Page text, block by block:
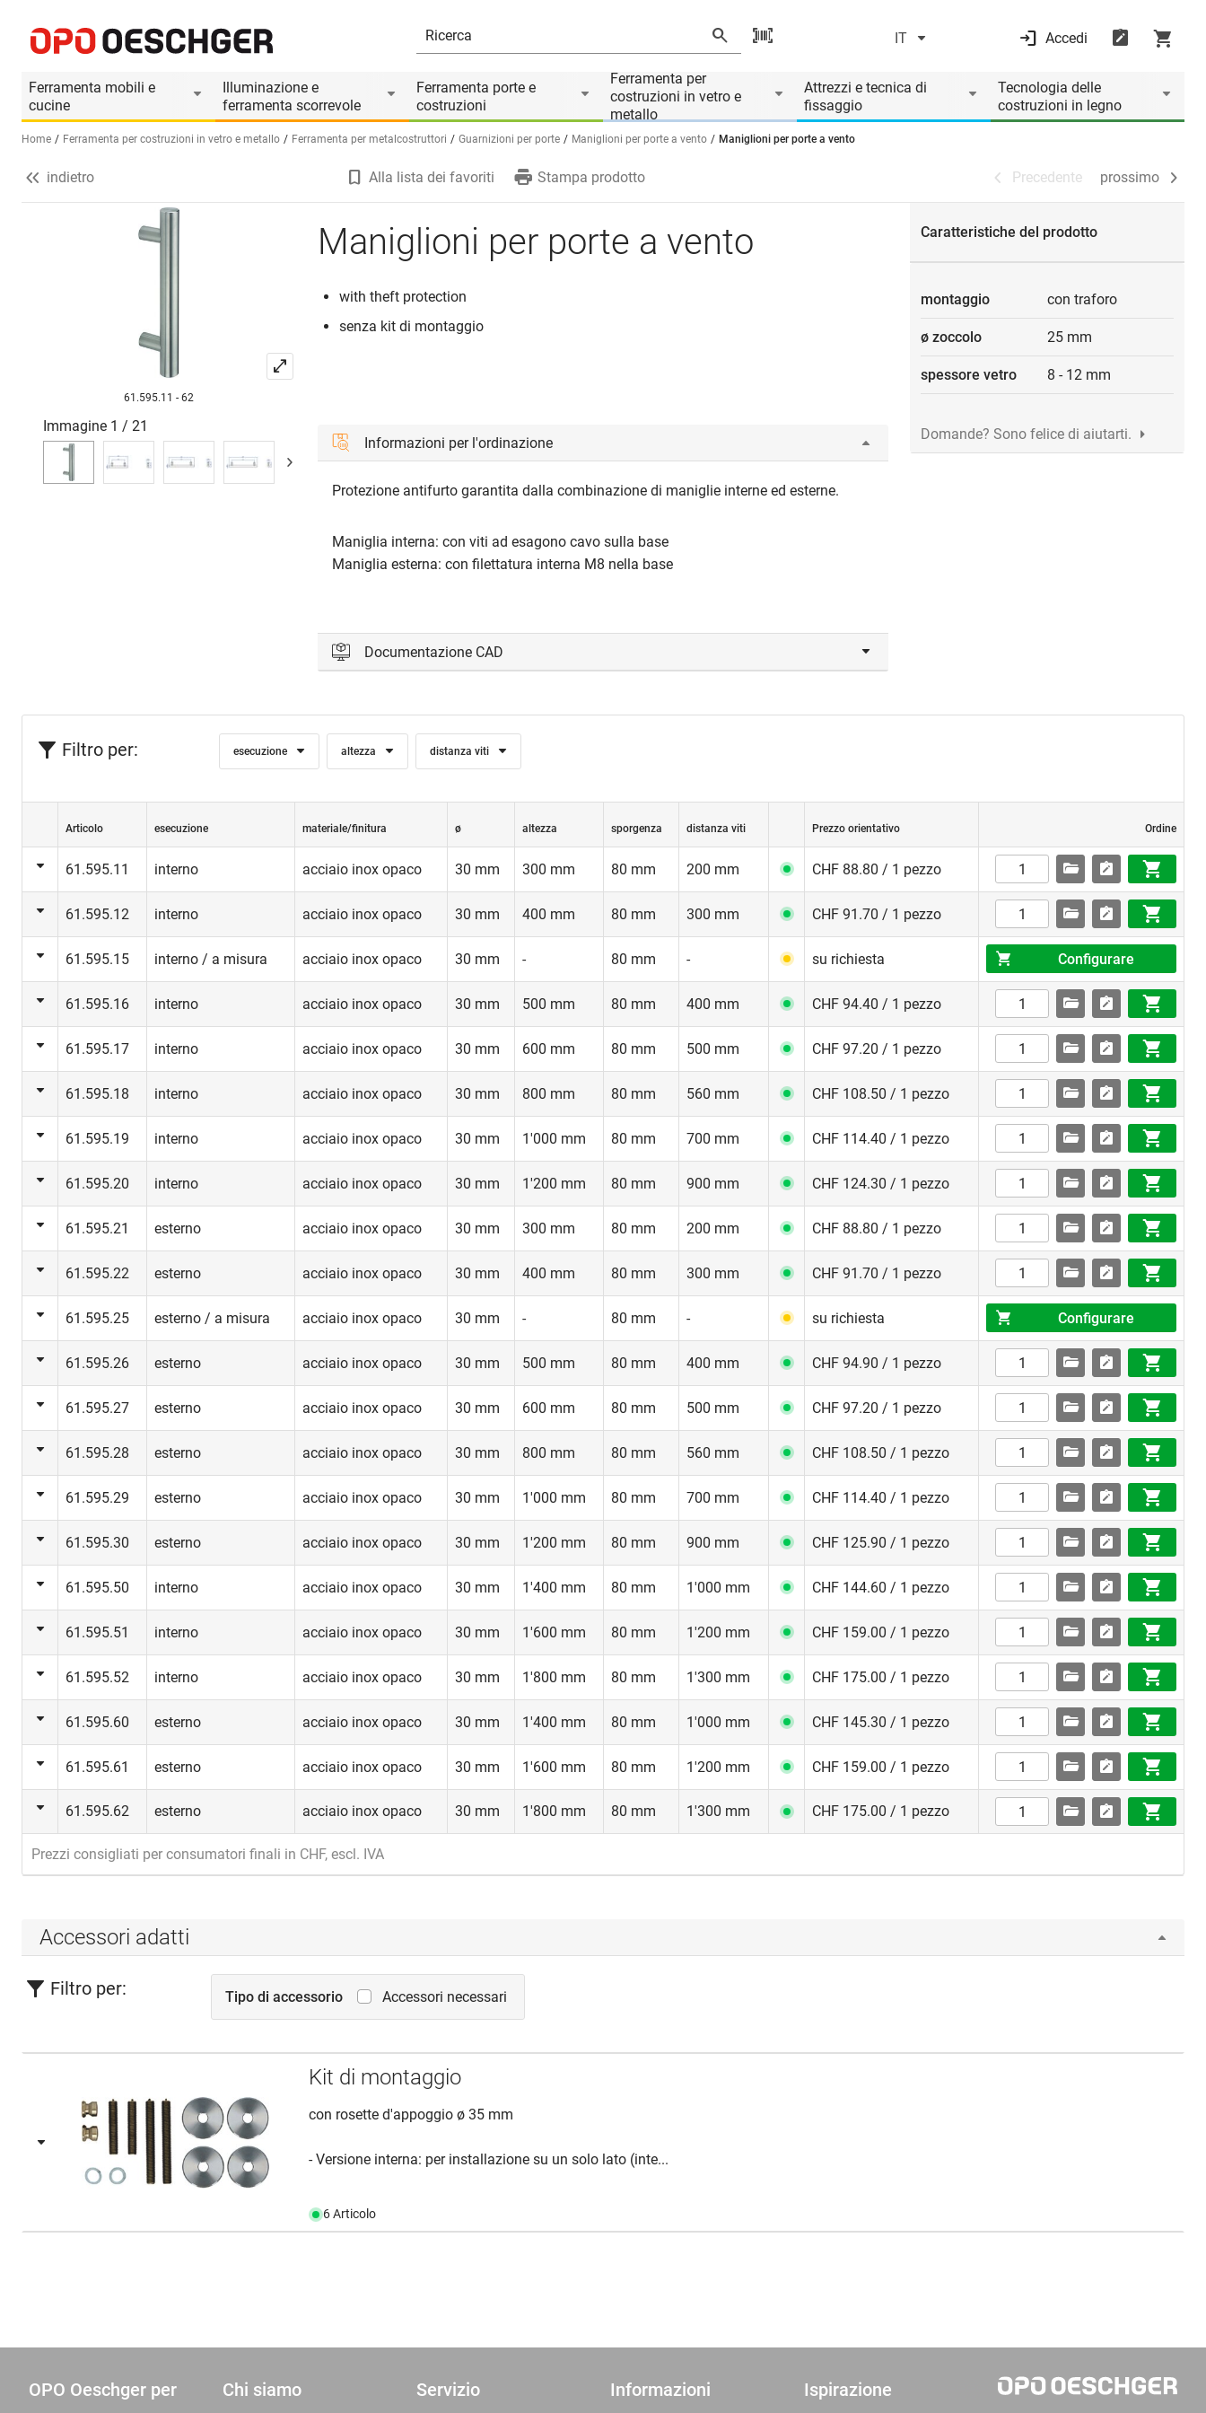
IT Accedi
Ferramenta mobili e
cucine
Illuminazione e
ferramenta scorrevole
Ferramenta porte e
costruzioni
Ferramenta per
costruzioni in vetro e
metallo
Attrezzi e tecnica di
fissaggio
Tecnologia delle
costruzioni in legno
Seleziona una lingua (IT)
Home Ferramenta per costruzioni in vetro e metallo Ferramenta per metalcostruttori Guarnizioni per porte Maniglioni per porte a vento Maniglioni per porte a vento
Informazioni prodotto
Accessori adatti Precedente prossimo
indietro Alla lista dei favoriti Stampa prodotto Precedente prossimo
61.595.11 - 62
Immagine 1 / 21
Maniglioni per porte a vento
with theft protection
senza kit di montaggio
Informazioni per l'ordinazione
Protezione antifurto garantita dalla combinazione di maniglie interne ed esterne.
Maniglia interna: con viti ad esagono cavo sulla base
Maniglia esterna: con filettatura interna M8 nella base
Documentazione CAD
Accedi
Caratteristiche del prodotto
montaggio con traforo
ø zoccolo 25 mm
spessore vetro 8 - 12 mm
Domande? Sono felice di aiutarti.
Filtro per: esecuzione altezza distanza viti
Articolo esecuzione materiale/finitura ø altezza sporgenza distanza viti Prezzo orientativo Ordine
61.595.11 interno acciaio inox opaco 30 mm 300 mm 80 mm 200 mm CHF 88.80 / 1 pezzo
61.595.12 interno acciaio inox opaco 30 mm 400 mm 80 mm 300 mm CHF 91.70 / 1 pezzo
61.595.15 interno / a misura acciaio inox opaco 30 mm - 80 mm - su richiesta Configurare
61.595.16 interno acciaio inox opaco 30 mm 500 mm 80 mm 400 mm CHF 94.40 / 1 pezzo
61.595.17 interno acciaio inox opaco 30 mm 600 mm 80 mm 500 mm CHF 97.20 / 1 pezzo
61.595.18 interno acciaio inox opaco 30 mm 800 mm 80 mm 560 mm CHF 108.50 / 1 pezzo
61.595.19 interno acciaio inox opaco 30 mm 1'000 mm 80 mm 700 mm CHF 114.40 / 1 pezzo
61.595.20 interno acciaio inox opaco 30 mm 1'200 mm 80 mm 900 mm CHF 124.30 / 1 pezzo
61.595.21 esterno acciaio inox opaco 30 mm 300 mm 80 mm 200 mm CHF 88.80 / 1 pezzo
61.595.22 esterno acciaio inox opaco 30 mm 400 mm 80 mm 300 mm CHF 91.70 / 1 pezzo
61.595.25 esterno / a misura acciaio inox opaco 30 mm - 80 mm - su richiesta Configurare
61.595.26 esterno acciaio inox opaco 30 mm 500 mm 80 mm 400 mm CHF 94.90 / 1 pezzo
61.595.27 esterno acciaio inox opaco 30 mm 600 mm 80 mm 500 mm CHF 97.20 / 1 pezzo
61.595.28 esterno acciaio inox opaco 30 mm 800 mm 80 mm 560 mm CHF 108.50 / 1 pezzo
61.595.29 esterno acciaio inox opaco 30 mm 1'000 mm 80 mm 700 mm CHF 114.40 / 1 pezzo
61.595.30 esterno acciaio inox opaco 30 mm 1'200 mm 80 mm 900 mm CHF 125.90 / 1 pezzo
61.595.50 interno acciaio inox opaco 30 mm 1'400 mm 80 mm 1'000 mm CHF 144.60 / 1 pezzo
61.595.51 interno acciaio inox opaco 30 mm 1'600 mm 80 mm 1'200 mm CHF 159.00 / 1 pezzo
61.595.52 interno acciaio inox opaco 30 mm 1'800 mm 80 mm 1'300 mm CHF 175.00 / 1 pezzo
61.595.60 esterno acciaio inox opaco 30 mm 1'400 mm 80 mm 1'000 mm CHF 145.30 / 1 pezzo
61.595.61 esterno acciaio inox opaco 30 mm 1'600 mm 80 mm 1'200 mm CHF 159.00 / 1 pezzo
61.595.62 esterno acciaio inox opaco 30 mm 1'800 mm 80 mm 1'300 mm CHF 175.00 / 1 pezzo
Prezzi consigliati per consumatori finali in CHF, escl. IVA
Accessori adatti
Filtro per: Tipo di accessorio Accessori necessari
Kit di montaggio
con rosette d'appoggio ø 35 mm
- Versione interna: per installazione su un solo lato (inte...
6 Articolo
OPO Oeschger per Chi siamo Servizio Informazioni Ispirazione